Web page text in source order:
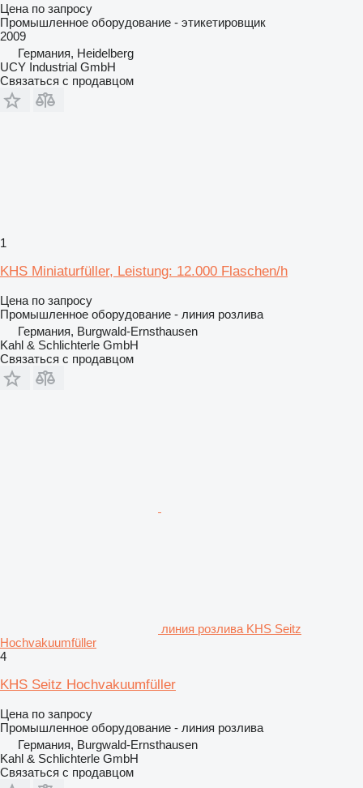
Цена по запросу
Промышленное оборудование - этикетировщик
2009
Германия, Heidelberg
UCY Industrial GmbH
Связаться с продавцом
1
KHS Miniaturfüller, Leistung: 12.000 Flaschen/h
Цена по запросу
Промышленное оборудование - линия розлива
Германия, Burgwald-Ernsthausen
Kahl & Schlichterle GmbH
Связаться с продавцом
линия розлива KHS Seitz
Hochvakuumfüller
4
KHS Seitz Hochvakuumfüller
Цена по запросу
Промышленное оборудование - линия розлива
Германия, Burgwald-Ernsthausen
Kahl & Schlichterle GmbH
Связаться с продавцом